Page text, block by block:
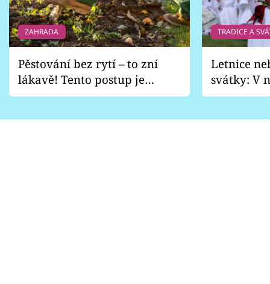
ZAHRADA
Pěstování bez rytí – to zní
lákavě! Tento postup je
vhodný jen pro některé
TRADICE A
Letnice
svátky: V
pondělí